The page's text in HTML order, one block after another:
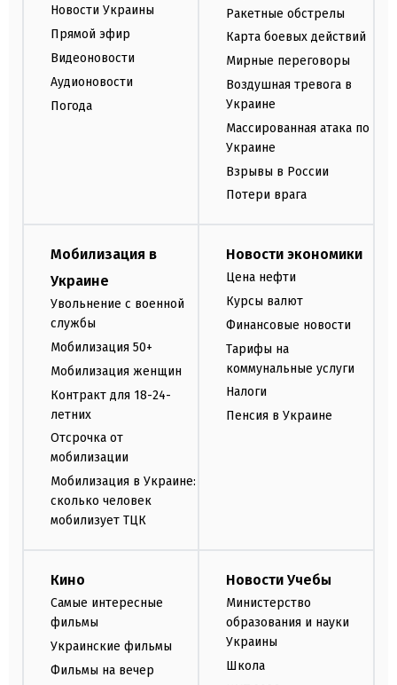
Новости Украины
Прямой эфир
Видеоновости
Аудионовости
Погода
Ракетные обстрелы
Карта боевых действий
Мирные переговоры
Воздушная тревога в
Украине
Массированная атака по
Украине
Взрывы в России
Потери врага
Мобилизация в
Украине
Увольнение с военной
службы
Мобилизация 50+
Мобилизация женщин
Контракт для 18-24-
летних
Отсрочка от
мобилизации
Мобилизация в Украине:
сколько человек
мобилизует ТЦК
Новости экономики
Цена нефти
Курсы валют
Финансовые новости
Тарифы на
коммунальные услуги
Налоги
Пенсия в Украине
Кино
Самые интересные
фильмы
Украинские фильмы
Фильмы на вечер
Новости Учебы
Министерство
образования и науки
Украины
Школа